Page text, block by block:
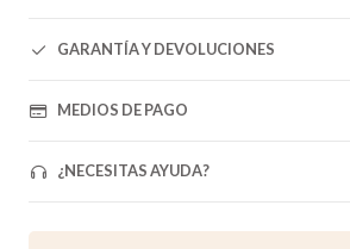
GARANTÍA Y DEVOLUCIONES
MEDIOS DE PAGO
¿NECESITAS AYUDA?